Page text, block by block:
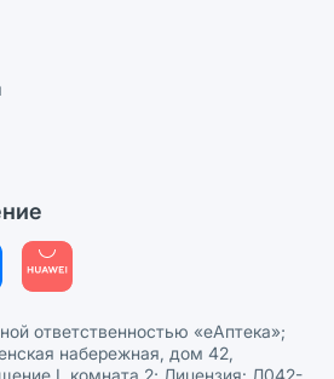
обработки персональных данных
ответственностью «еАптека»;
набережная, дом 42,
I, комната 2; Лицензия: Л042-